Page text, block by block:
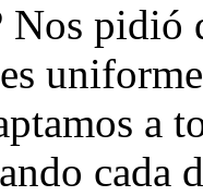
pidió
a
cada